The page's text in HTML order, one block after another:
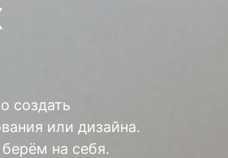
создать
или дизайна.
на себя.